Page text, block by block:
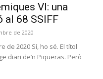
VI: una
al 68 SSIFF
de 2020
de 2020 Sí, ho sé. El títol
diari de’n Piqueras. Però